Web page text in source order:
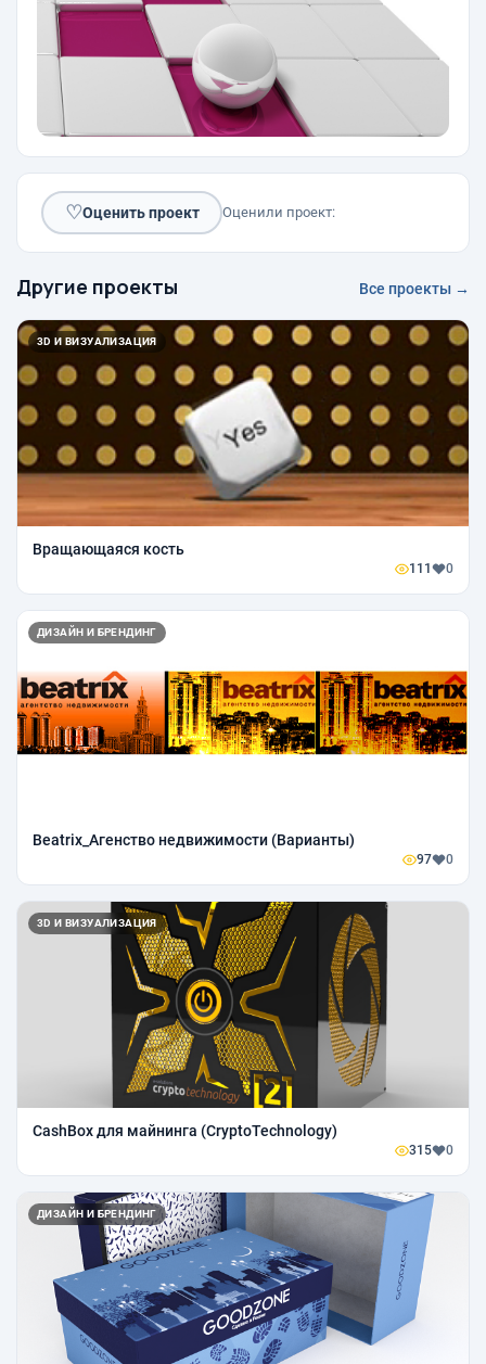
♡Оценить проект Оценили проект:
Другие проекты Все проекты →
3D И ВИЗУАЛИЗАЦИЯ
Вращающаяся кость
111 0
ДИЗАЙН И БРЕНДИНГ
Beatrix_Агенство недвижимости (Варианты)
97 0
3D И ВИЗУАЛИЗАЦИЯ
CashBox для майнинга (CryptoTechnology)
315 0
ДИЗАЙН И БРЕНДИНГ